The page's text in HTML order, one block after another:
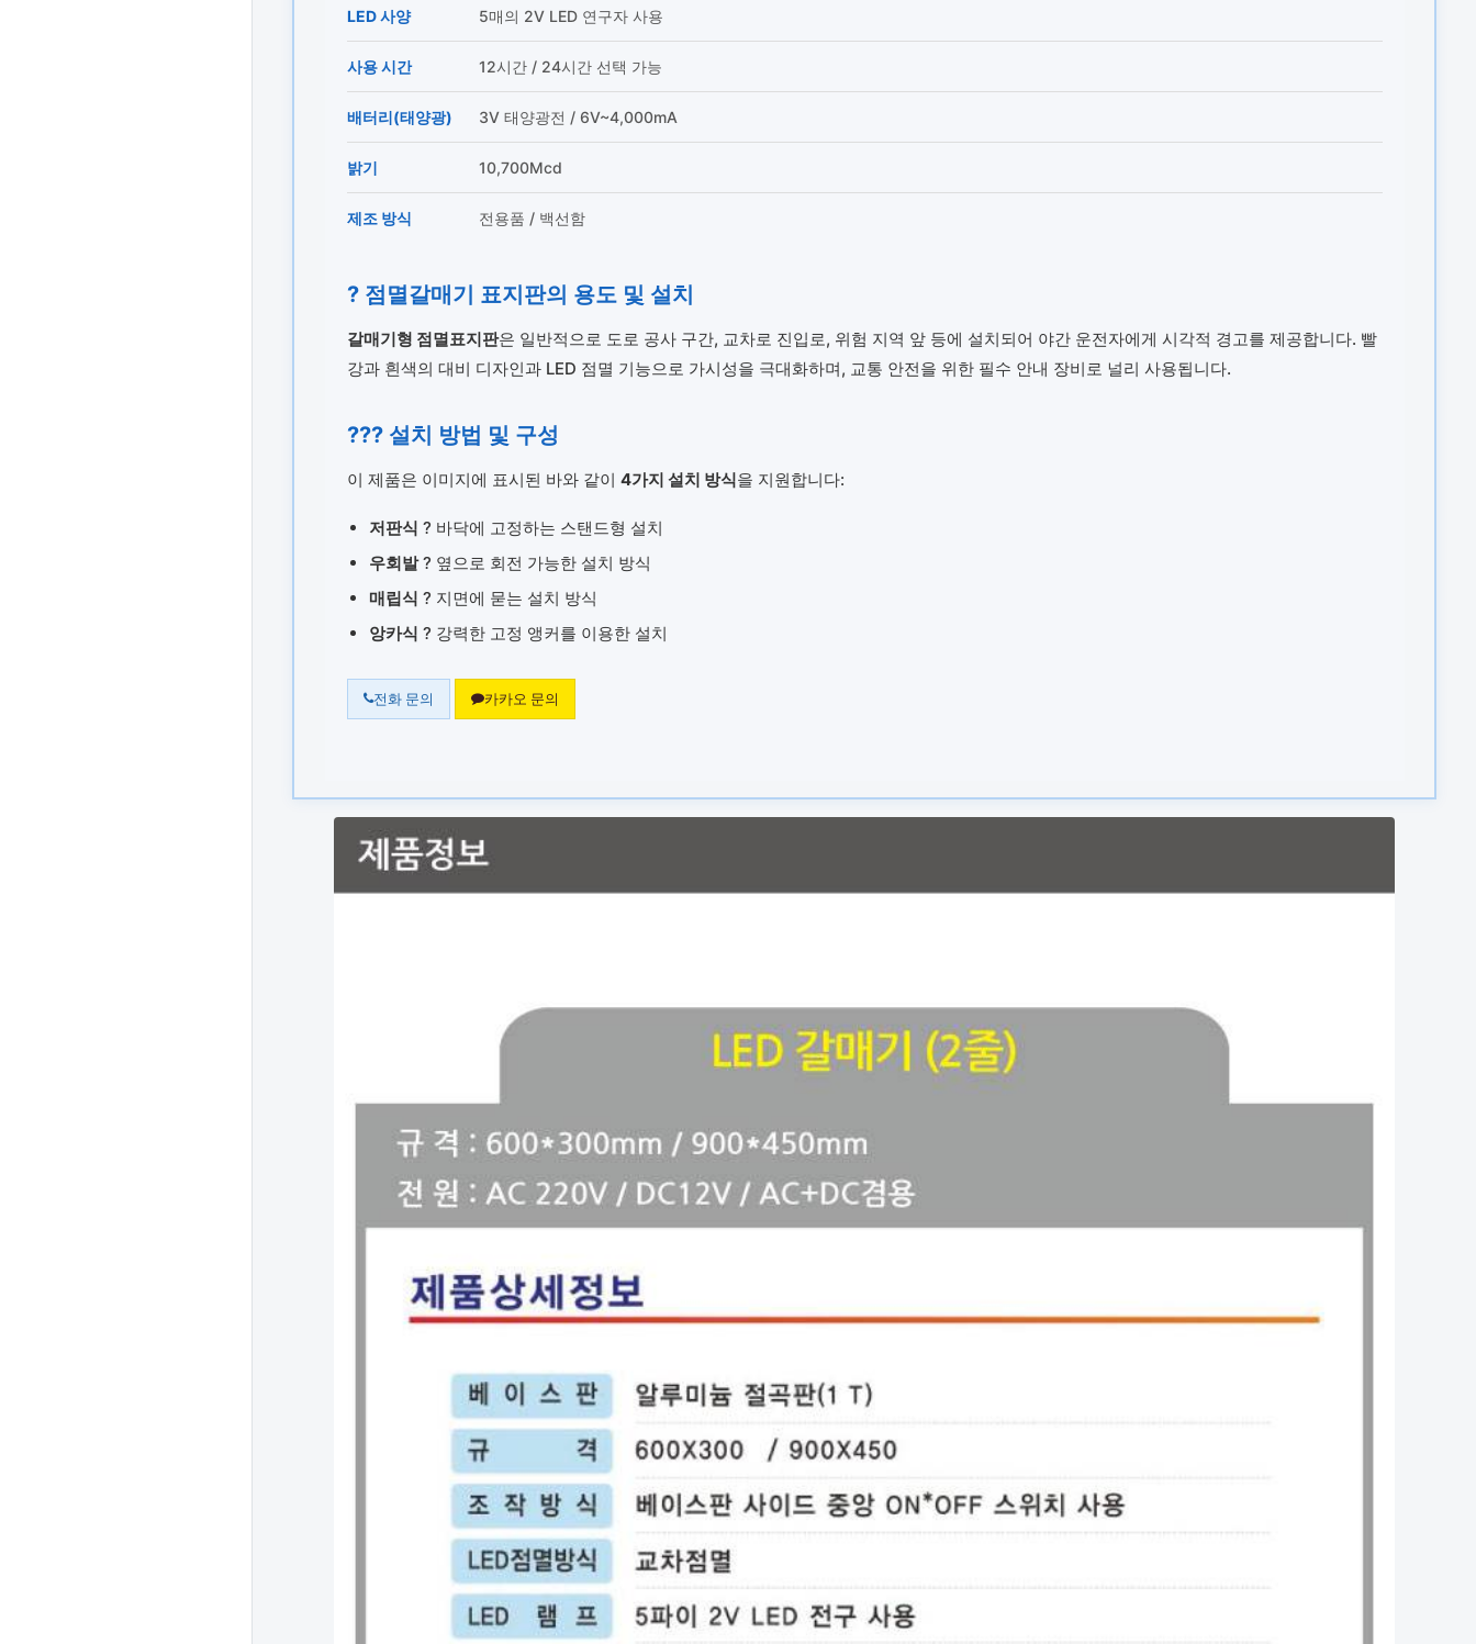
LED 사양 5매의 2V LED 연구자 사용
사용 시간 12시간 / 24시간 선택 가능
배터리(태양광) 3V 태양광전 / 6V~4,000mA
밝기 10,700Mcd
제조 방식 전용품 / 백선함
? 점멸갈매기 표지판의 용도 및 설치
갈매기형 점멸표지판은 일반적으로 도로 공사 구간, 교차로 진입로, 위험 지역 앞 등에 설치되어 야간 운전자에게 시각적 경고를 제공합니다. 빨
강과 흰색의 대비 디자인과 LED 점멸 기능으로 가시성을 극대화하며, 교통 안전을 위한 필수 안내 장비로 널리 사용됩니다.
??? 설치 방법 및 구성
이 제품은 이미지에 표시된 바와 같이 4가지 설치 방식을 지원합니다:
저판식 ? 바닥에 고정하는 스탠드형 설치
우회발? 옆으로 회전 가능한 설치 방식
매립식 ? 지면에 묻는 설치 방식
앙카식 ? 강력한 고정 앵커를 이용한 설치
전화 문의 카카오 문의